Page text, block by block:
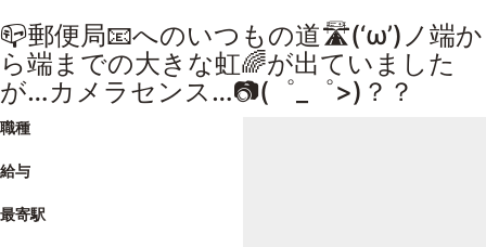
📪郵便局📧へのいつもの道🛣(‘ω’)ノ端か
ら端までの大きな虹🌈が出ていました
が…カメラセンス…📷(゜_゜>)？？
職種
給与
最寄駅